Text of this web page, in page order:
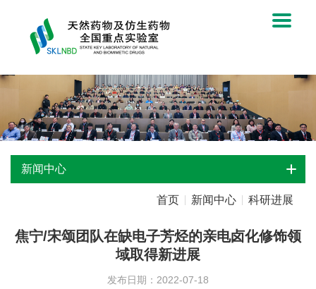
新闻中心
首页 新闻中心 科研进展
焦宁/宋颂团队在缺电子芳烃的亲电卤化修饰领
域取得新进展
发布日期：2022-07-18